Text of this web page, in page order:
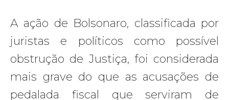
A ação de Bolsonaro, classificada por
juristas e políticos como possível
obstrução de Justiça, foi considerada
mais grave do que as acusações de
pedalada fiscal que serviram de